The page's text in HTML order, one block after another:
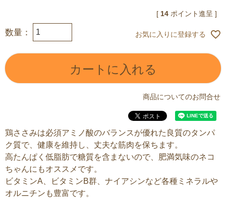
[ 14 ポイント進呈 ]
お気に入りに登録する
カートに入れる
商品についてのお問合せ
鶏ささみは必須アミノ酸のバランスが優れた良質のタンパ
ク質で、健康を維持し、丈夫な筋肉を保ちます。
高たんぱく低脂肪で糖質を含まないので、肥満気味のネコ
ちゃんにもオススメです。
ビタミンA、ビタミンB群、ナイアシンなど各種ミネラルや
オルニチンも豊富です。